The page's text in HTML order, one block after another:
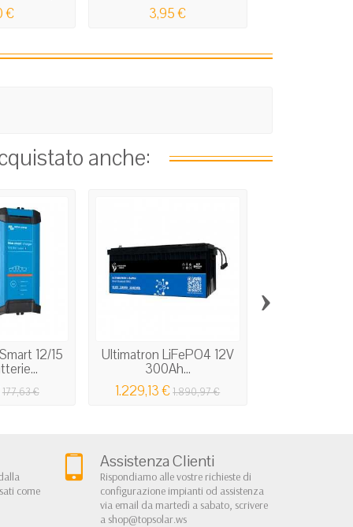
€
3,95 €
anche:
12/15
177,63 €
Ultimatron LiFePO4 12V
300Ah...
1.229,13 €1.890,97 €
›
come
Assistenza Clienti
Rispondiamo alle vostre richieste di
configurazione impianti od assistenza
via email da martedì a sabato, scrivere
a shop@topsolar.ws